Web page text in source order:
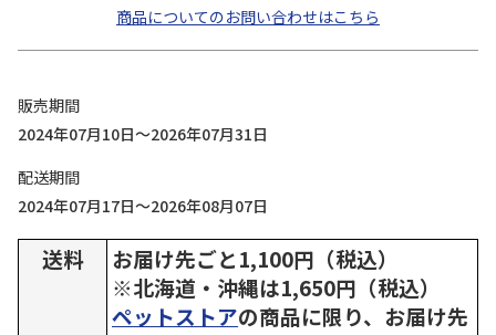
商品についてのお問い合わせはこちら
販売期間
2024年07月10日～2026年07月31日
配送期間
2024年07月17日～2026年08月07日
送料
お届け先ごと1,100円（税込）
※北海道・沖縄は1,650円（税込）
ペットストアの商品に限り、お届け先